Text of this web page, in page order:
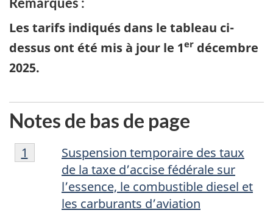
Les tarifs indiqués dans le tableau ci-
dessus ont été mis à jour le 1er décembre
2025.
Notes de bas de page
Note
de
Suspension temporaire des taux
de la taxe d’accise fédérale sur
l’essence, le combustible diesel et
les carburants d’aviation
Return to footnote
1 referrer